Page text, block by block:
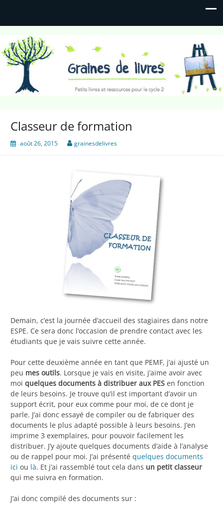
Graines de livres
Petits livres et ressources pour le cycle 2
Classeur de formation
août 26, 2015 grainesdelivres
Demain, c’est la journée d’accueil des stagiaires dans notre
ESPE. Ce sera donc l’occasion de prendre contact avec les
étudiants que je vais suivre cette année.
Pour cette deuxième année en tant que PEMF, j’ai ajusté un
peu mes outils. Lorsque je vais en visite, j’aime avoir avec
moi quelques documents à distribuer aux PES en fonction
de leurs besoins. Je trouve qu’il est important d’avoir un
support écrit, pour eux comme pour moi, de ce dont je
parle. J’ai donc essayé de compiler ou de fabriquer des
documents le plus adapté possible à leurs besoins. J’en
imprime 3 exemplaires, pour pouvoir facilement les
distribuer. J’y ajoute quelques documents d’aide à l’analyse
ou de rappel pour moi. J’ai présenté quelques documents
ici ou là. Et j’ai rassemblé tout cela dans un petit classeur
qui me suivra en formation.
J’ai donc compilé des documents sur :